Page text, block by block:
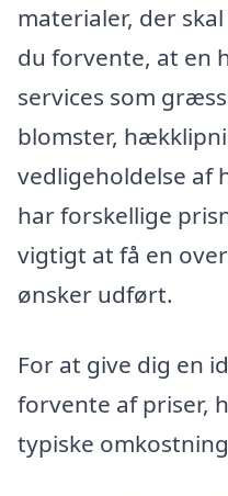
materialer, der
du forvente, at en
services som
blomster,
vedligeholdelse af
har forskellige
vigtigt at få en
ønsker udført.
For at give dig en
forvente af priser,
typiske